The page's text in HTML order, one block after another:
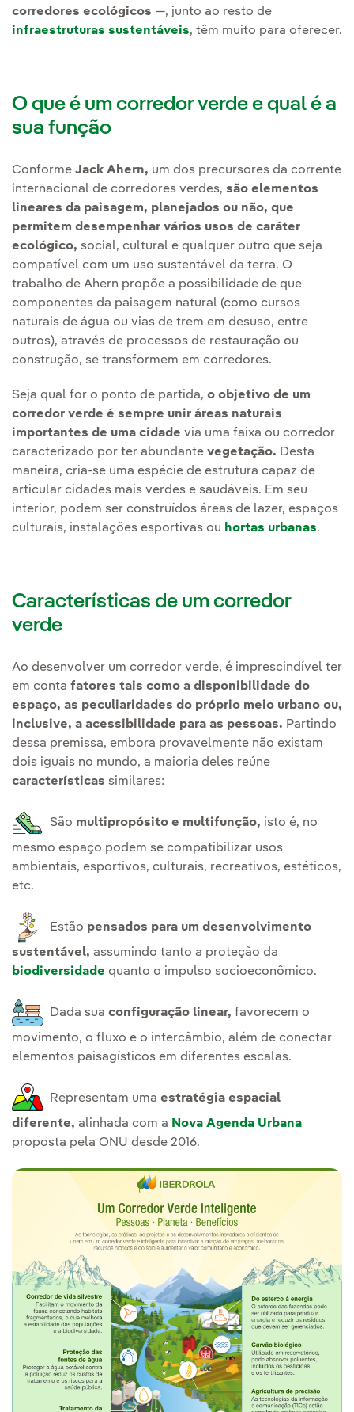
corredores ecológicos —, junto ao resto de
infraestruturas sustentáveis, têm muito para oferecer.
O que é um corredor verde e qual é a
sua função
Conforme Jack Ahern, um dos precursores da corrente
internacional de corredores verdes, são elementos
lineares da paisagem, planejados ou não, que
permitem desempenhar vários usos de caráter
ecológico, social, cultural e qualquer outro que seja
compatível com um uso sustentável da terra. O
trabalho de Ahern propõe a possibilidade de que
componentes da paisagem natural (como cursos
naturais de água ou vias de trem em desuso, entre
outros), através de processos de restauração ou
construção, se transformem em corredores.
Seja qual for o ponto de partida, o objetivo de um
corredor verde é sempre unir áreas naturais
importantes de uma cidade via uma faixa ou corredor
caracterizado por ter abundante vegetação. Desta
maneira, cria-se uma espécie de estrutura capaz de
articular cidades mais verdes e saudáveis. Em seu
interior, podem ser construídos áreas de lazer, espaços
culturais, instalações esportivas ou hortas urbanas.
Características de um corredor
verde
Ao desenvolver um corredor verde, é imprescindível ter
em conta fatores tais como a disponibilidade do
espaço, as peculiaridades do próprio meio urbano ou,
inclusive, a acessibilidade para as pessoas. Partindo
dessa premissa, embora provavelmente não existam
dois iguais no mundo, a maioria deles reúne
características similares:
São multipropósito e multifunção, isto é, no
mesmo espaço podem se compatibilizar usos
ambientais, esportivos, culturais, recreativos, estéticos,
etc.
Estão pensados para um desenvolvimento
sustentável, assumindo tanto a proteção da
biodiversidade quanto o impulso socioeconômico.
Dada sua configuração linear, favorecem o
movimento, o fluxo e o intercâmbio, além de conectar
elementos paisagísticos em diferentes escalas.
Representam uma estratégia espacial
diferente, alinhada com a Nova Agenda Urbana
proposta pela ONU desde 2016.